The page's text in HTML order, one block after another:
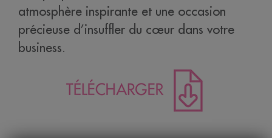
atmosphère inspirante et une occasion
précieuse d’insuffler du cœur dans votre
business.